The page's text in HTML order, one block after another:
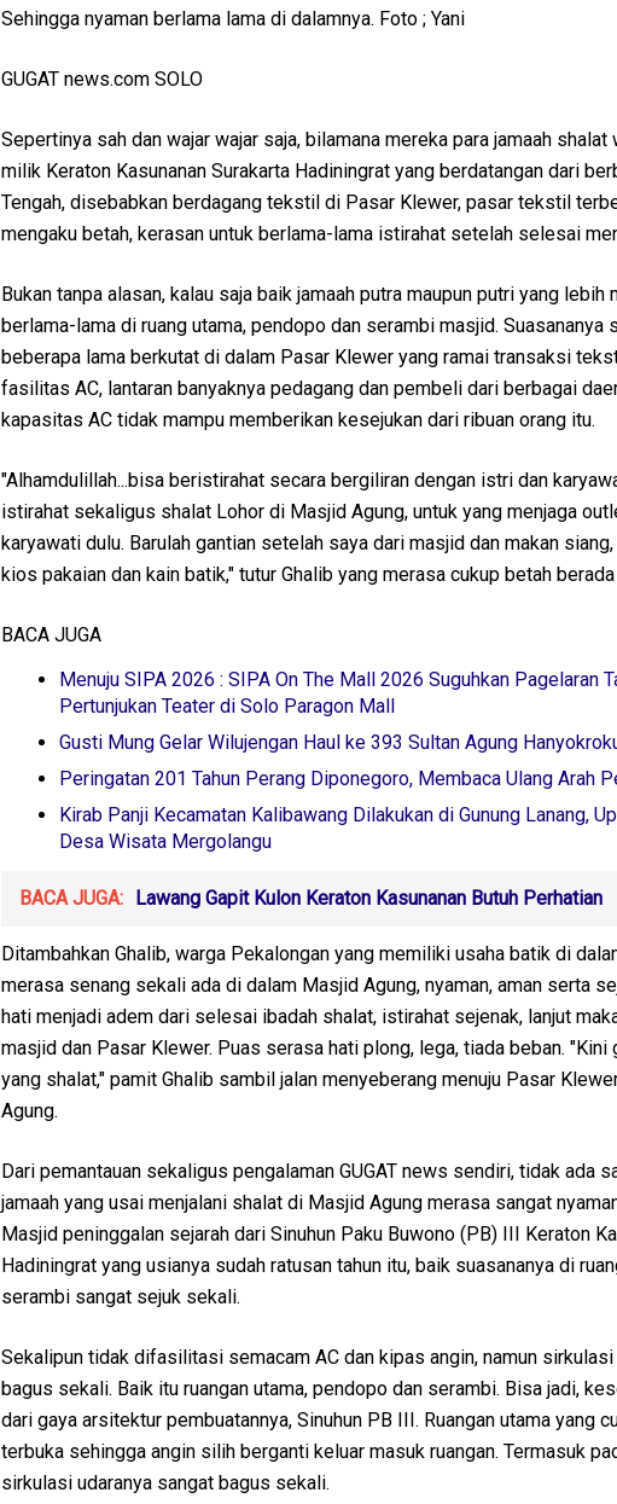
Sehingga nyaman berlama lama di dalamnya. Foto ; Yani
GUGAT news.com SOLO
Sepertinya sah dan wajar wajar saja, bilamana mereka para jamaah
milik Keraton Kasunanan Surakarta Hadiningrat yang berdatangan dari
Tengah, disebabkan berdagang tekstil di Pasar Klewer, pasar tekstil
mengaku betah, kerasan untuk berlama-lama istirahat setelah selesai
Bukan tanpa alasan, kalau saja baik jamaah putra maupun putri yang lebih
berlama-lama di ruang utama, pendopo dan serambi masjid.
beberapa lama berkutat di dalam Pasar Klewer yang ramai transaksi
fasilitas AC, lantaran banyaknya pedagang dan pembeli dari berbagai
kapasitas AC tidak mampu memberikan kesejukan dari ribuan orang itu.
"Alhamdulillah...bisa beristirahat secara bergiliran dengan istri dan
istirahat sekaligus shalat Lohor di Masjid Agung, untuk yang menjaga
karyawati dulu. Barulah gantian setelah saya dari masjid dan makan
kios pakaian dan kain batik," tutur Ghalib yang merasa cukup betah
BACA JUGA
Menuju SIPA 2026 : SIPA On The Mall 2026 Suguhkan Pagelaran
Pertunjukan Teater di Solo Paragon Mall
Gusti Mung Gelar Wilujengan Haul ke 393 Sultan Agung
Peringatan 201 Tahun Perang Diponegoro, Membaca Ulang Arah
Kirab Panji Kecamatan Kalibawang Dilakukan di Gunung Lanang,
Desa Wisata Mergolangu
BACA JUGA: Lawang Gapit Kulon Keraton Kasunanan Butuh Perhatian
Ditambahkan Ghalib, warga Pekalongan yang memiliki usaha batik di
merasa senang sekali ada di dalam Masjid Agung, nyaman, aman serta
hati menjadi adem dari selesai ibadah shalat, istirahat sejenak, lanjut
masjid dan Pasar Klewer. Puas serasa hati plong, lega, tiada beban.
yang shalat," pamit Ghalib sambil jalan menyeberang menuju Pasar
Agung.
Dari pemantauan sekaligus pengalaman GUGAT news sendiri, tidak ada
jamaah yang usai menjalani shalat di Masjid Agung merasa sangat
Masjid peninggalan sejarah dari Sinuhun Paku Buwono (PB) III Keraton
Hadiningrat yang usianya sudah ratusan tahun itu, baik suasananya di
serambi sangat sejuk sekali.
Sekalipun tidak difasilitasi semacam AC dan kipas angin, namun sirkulasi
bagus sekali. Baik itu ruangan utama, pendopo dan serambi. Bisa jadi,
dari gaya arsitektur pembuatannya, Sinuhun PB III. Ruangan utama yang
terbuka sehingga angin silih berganti keluar masuk ruangan. Termasuk
sirkulasi udaranya sangat bagus sekali.